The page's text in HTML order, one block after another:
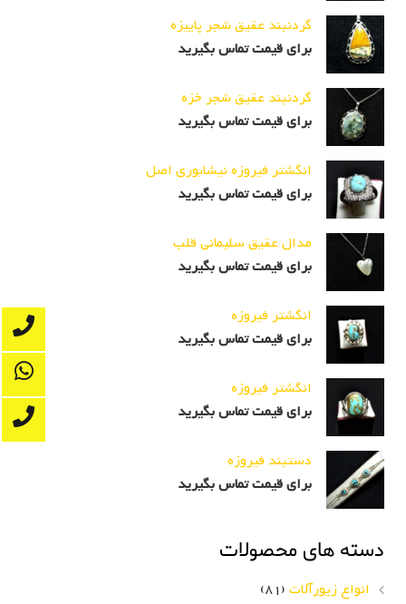
گردنبند عقیق شجر پاییزه
برای قیمت تماس بگیرید
گردنبند عقیق شجر خزه
برای قیمت تماس بگیرید
انگشتر فیروزه نیشابوری اصل
برای قیمت تماس بگیرید
مدال عقیق سلیمانی قلب
برای قیمت تماس بگیرید
انگشتر فیروزه
برای قیمت تماس بگیرید
انگشتر فیروزه
برای قیمت تماس بگیرید
دستبند فیروزه
برای قیمت تماس بگیرید
دسته های محصولات
انواع زیورآلات (81)